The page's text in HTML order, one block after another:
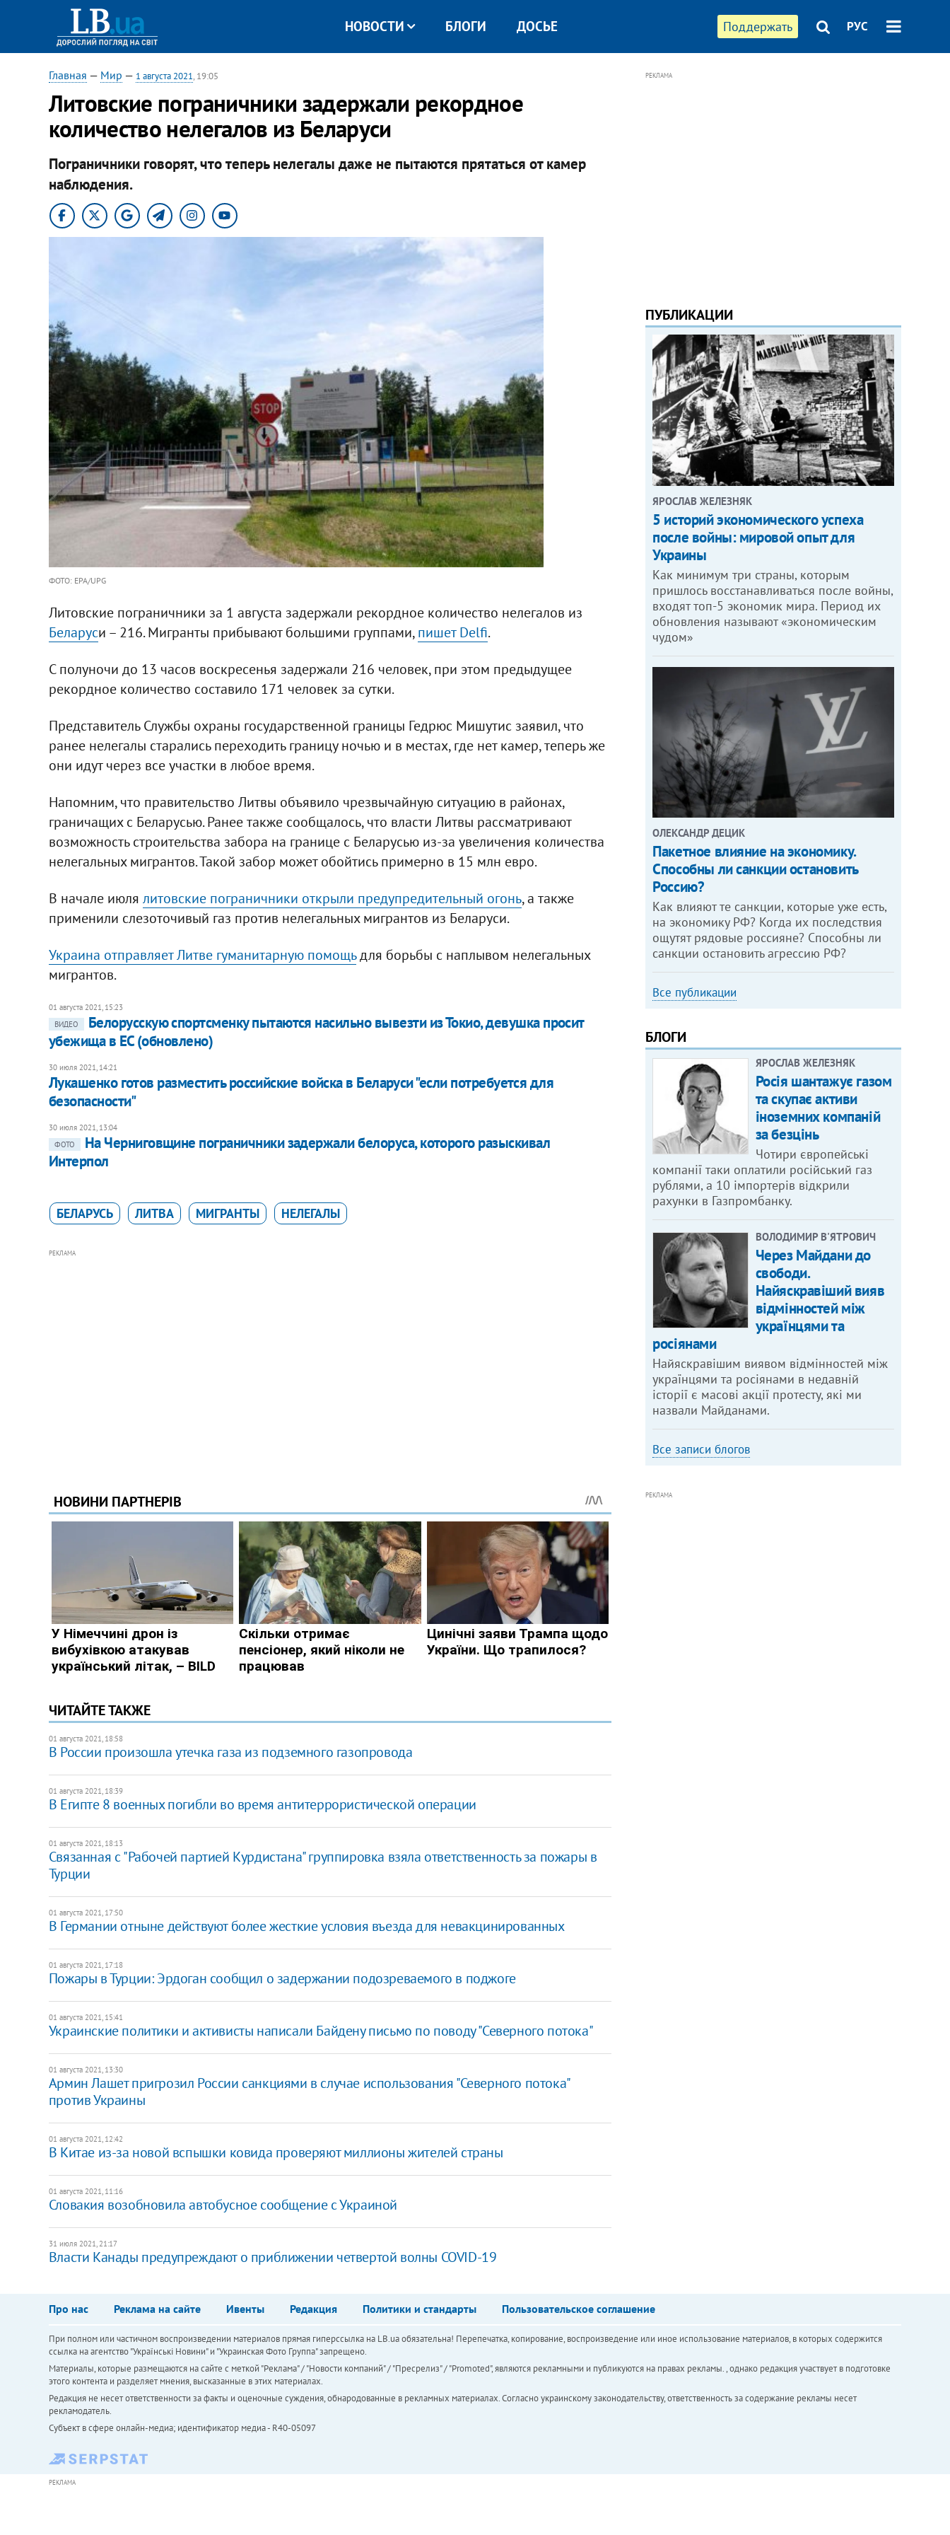
Поддержать РУС
НОВОСТИ БЛОГИ ДОСЬЕ
Главная — Мир — 1 августа 2021, 19:05
Литовские пограничники задержали рекордное
количество нелегалов из Беларуси
Пограничники говорят, что теперь нелегалы даже не пытаются прятаться от камер
наблюдения.
ФОТО: EPA/UPG
Литовские пограничники за 1 августа задержали рекордное количество нелегалов из
Беларуси – 216. Мигранты прибывают большими группами,пишет Delfi.
С полуночи до 13 часов воскресенья задержали 216 человек, при этом предыдущее
рекордное количество составило 171 человек за сутки.
Представитель Службы охраны государственной границы Гедрюс Мишутис заявил, что
ранее нелегалы старались переходить границу ночью и в местах, где нет камер, теперь же
они идут через все участки в любое время.
Напомним, что правительство Литвы объявило чрезвычайную ситуацию в районах,
граничащих с Беларусью. Ранее также сообщалось, что власти Литвы рассматривают
возможность строительства забора на границе с Беларусью из-за увеличения количества
нелегальных мигрантов. Такой забор может обойтись примерно в 15 млн евро.
В начале июля литовские пограничники открыли предупредительный огонь, а также
применили слезоточивый газ против нелегальных мигрантов из Беларуси.
Украина отправляет Литве гуманитарную помощьдля борьбы с наплывом нелегальных
мигрантов.
01 августа 2021, 15:23
ВИДЕО
Белорусскую спортсменку пытаются насильно вывезти из Токио, девушка просит
убежища в ЕС (обновлено)
30 июля 2021, 14:21
Лукашенко готов разместить российские войска в Беларуси "если потребуется для
безопасности"
30 июля 2021, 13:04
ФОТО
На Черниговщине пограничники задержали белоруса, которого разыскивал
Интерпол
БЕЛАРУСЬ ЛИТВА МИГРАНТЫ НЕЛЕГАЛЫ
РЕКЛАМА
ЧИТАЙТЕ ТАКЖЕ
01 августа 2021, 18:58
В России произошла утечка газа из подземного газопровода
01 августа 2021, 18:39
В Египте 8 военных погибли во время антитеррористической операции
01 августа 2021, 18:13
Связанная с "Рабочей партией Курдистана" группировка взяла ответственность за пожары в
Турции
01 августа 2021, 17:50
В Германии отныне действуют более жесткие условия въезда для невакцинированных
01 августа 2021, 17:18
Пожары в Турции: Эрдоган сообщил о задержании подозреваемого в поджоге
01 августа 2021, 15:41
Украинские политики и активисты написали Байдену письмо по поводу "Северного потока"
01 августа 2021, 13:30
Армин Лашет пригрозил России санкциями в случае использования "Северного потока"
против Украины
01 августа 2021, 12:42
В Китае из-за новой вспышки ковида проверяют миллионы жителей страны
01 августа 2021, 11:16
Словакия возобновила автобусное сообщение с Украиной
31 июля 2021, 21:17
Власти Канады предупреждают о приближении четвертой волны COVID-19
РЕКЛАМА
ПУБЛИКАЦИИ
ЯРОСЛАВ ЖЕЛЕЗНЯК
5 историй экономического успеха
после войны: мировой опыт для
Украины
Как минимум три страны, которым
пришлось восстанавливаться после войны,
входят топ-5 экономик мира. Период их
обновления называют «экономическим
чудом»
ОЛЕКСАНДР ДЕЦИК
Пакетное влияние на экономику.
Способны ли санкции остановить
Россию?
Как влияют те санкции, которые уже есть,
на экономику РФ? Когда их последствия
ощутят рядовые россияне? Способны ли
санкции остановить агрессию РФ?
Все публикации
БЛОГИ
ЯРОСЛАВ ЖЕЛЕЗНЯК
Росія шантажує газом
та скупає активи
іноземних компаній
за безцінь
Чотири європейські
компанії таки оплатили російський газ
рублями, а 10 імпортерів відкрили
рахунки в Газпромбанку.
ВОЛОДИМИР В'ЯТРОВИЧ
Через Майдани до
свободи.
Найяскравіший вияв
відмінностей між
українцями та
росіянами
Найяскравішим виявом відмінностей між
українцями та росіянами в недавній
історії є масові акції протесту, які ми
назвали Майданами.
Все записи блогов
РЕКЛАМА
Про нас Реклама на сайте Ивенты Редакция Политики и стандарты Пользовательское соглашение
При полном или частичном воспроизведении материалов прямая гиперссылка на LB.ua обязательна! Перепечатка, копирование, воспроизведение или иное использование материалов, в которых содержится
ссылка на агентство "Українськi Новини" и "Украинская Фото Группа" запрещено.
Материалы, которые размещаются на сайте с меткой "Реклама" / "Новости компаний" / "Пресрелиз" / "Promoted", являются рекламными и публикуются на правах рекламы. , однако редакция участвует в подготовке
этого контента и разделяет мнения, высказанные в этих материалах.
Редакция не несет ответственности за факты и оценочные суждения, обнародованные в рекламных материалах. Согласно украинскому законодательству, ответственность за содержание рекламы несет
рекламодатель.
Субъект в сфере онлайн-медиа; идентификатор медиа - R40-05097
РЕКЛАМА